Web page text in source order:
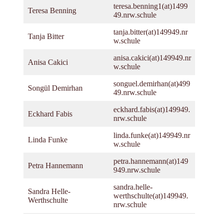
Teresa Benning
teresa.benning1(at)1499
49.nrw.schule
Tanja Bitter
tanja.bitter(at)149949.nr
w.schule
Anisa Cakici
anisa.cakici(at)149949.nr
w.schule
Songül Demirhan
songuel.demirhan(at)499
49.nrw.schule
Eckhard Fabis
eckhard.fabis(at)149949.
nrw.schule
Linda Funke
linda.funke(at)149949.nr
w.schule
Petra Hannemann
petra.hannemann(at)149
949.nrw.schule
Sandra Helle-
Werthschulte
sandra.helle-
werthschulte(at)149949.
nrw.schule